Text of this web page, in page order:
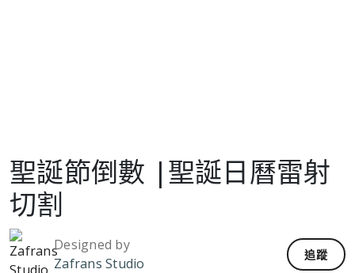
聖誕節倒數 |聖誕日曆雷射
切割
Designed by
Zafrans Studio
追蹤